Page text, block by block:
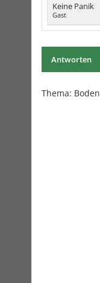
Keine Panik
Gast
Antworten
Thema: